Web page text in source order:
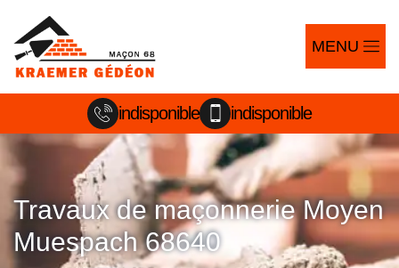
MENU
indisponible indisponible
Travaux de maçonnerie Moyen
Muespach 68640